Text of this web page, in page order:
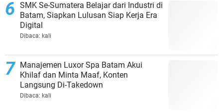
SMK Se-Sumatera Belajar dari Industri di
Batam, Siapkan Lulusan Siap Kerja Era
Digital
Dibaca: kali
Manajemen Luxor Spa Batam Akui
Khilaf dan Minta Maaf, Konten
Langsung Di-Takedown
Dibaca: kali